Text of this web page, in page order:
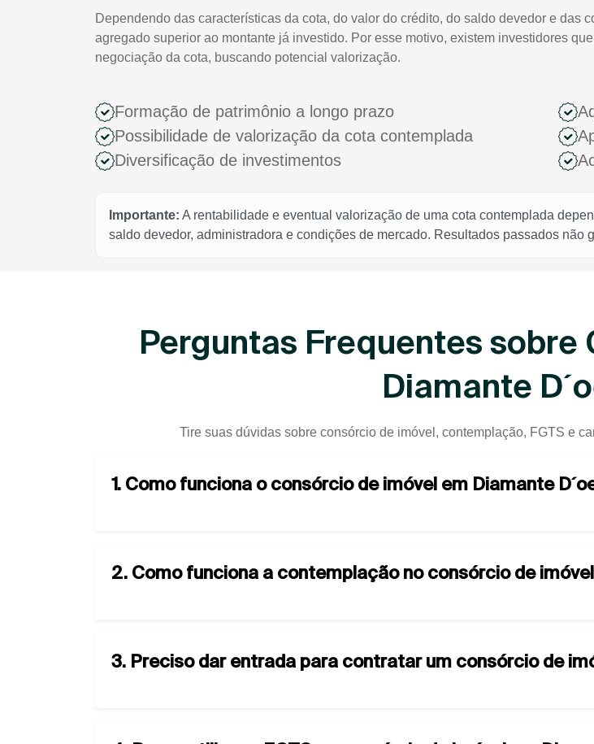
Dependendo das características da cota, do valor do crédito, do saldo devedor e das
agregado superior ao montante já investido. Por esse motivo, existem investidores
negociação da cota, buscando potencial valorização.
Formação de patrimônio a longo prazo
Possibilidade de valorização da cota contemplada
Diversificação de investimentos
Importante: A rentabilidade e eventual valorização de uma cota contemplada
saldo devedor, administradora e condições de mercado. Resultados passados não
Perguntas Frequentes sobre
Diamante
Tire suas dúvidas sobre consórcio de imóvel, contemplação, FGTS e
1. Como funciona o consórcio de imóvel em Diamante
2. Como funciona a contemplação no consórcio de
3. Preciso dar entrada para contratar um consórcio de